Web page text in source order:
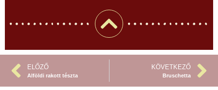
ELŐZŐ
Alföldi rakott tészta
KÖVETKEZŐ
Bruschetta